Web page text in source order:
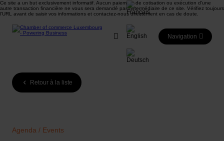
Ce site a un but exclusivement informatif. Aucun paiement de cotisation ou exécution d'une
autre transaction financière ne vous sera demandé par l'intermédiaire de ce site. Vérifiez toujours
l'URL avant de saisir vos informations et contactez-nous directement en cas de doute.
Navigation
Retour à la liste
Agenda / Events